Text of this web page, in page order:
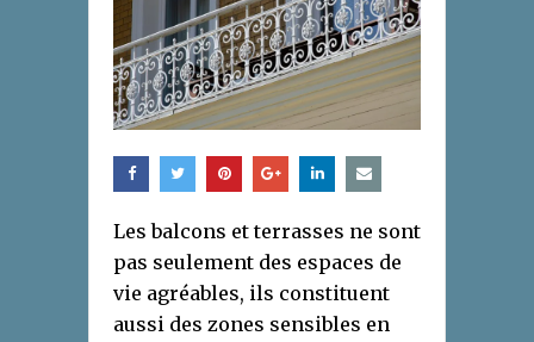
Les balcons et terrasses ne sont
pas seulement des espaces de
vie agréables, ils constituent
aussi des zones sensibles en